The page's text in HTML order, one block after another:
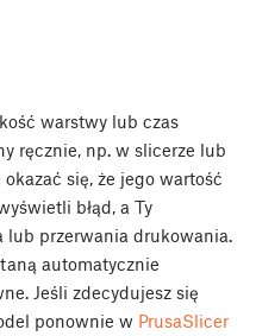
warstwy lub czas
ręcznie, np. w slicerze lub
się, że jego wartość
błąd, a Ty
lub przerwania drukowania.
automatycznie
Jeśli zdecydujesz się
ponownie w PrusaSlicer